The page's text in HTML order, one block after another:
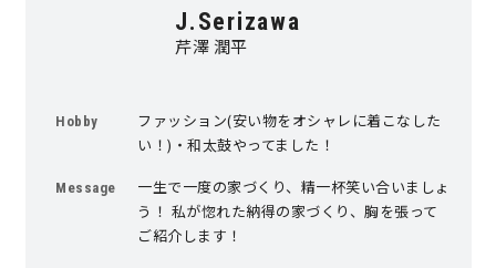
J.Serizawa
芹澤 潤平
Hobby
ファッション(安い物をオシャレに着こなした
い！)・和太鼓やってました！
Message
一生で一度の家づくり、精一杯笑い合いましょ
う！ 私が惚れた納得の家づくり、胸を張って
ご紹介します！